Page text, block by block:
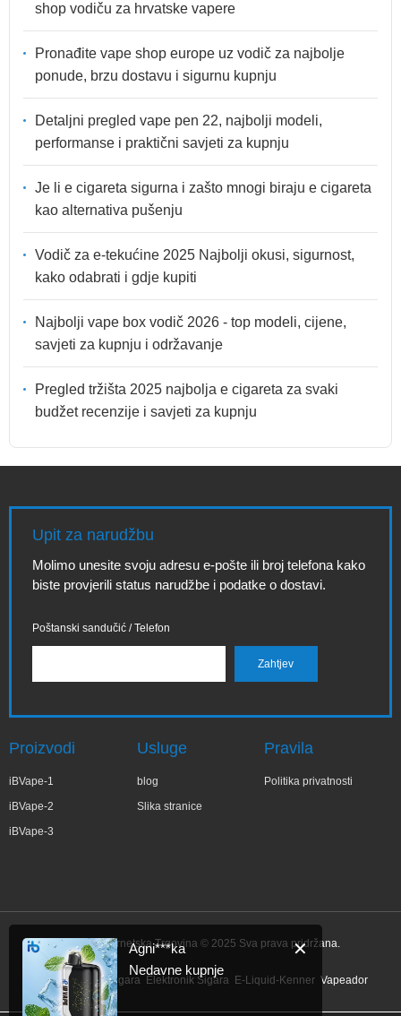
shop vodiču za hrvatske vapere
Pronađite vape shop europe uz vodič za najbolje
ponude, brzu dostavu i sigurnu kupnju
Detaljni pregled vape pen 22, najbolji modeli,
performanse i praktični savjeti za kupnju
Je li e cigareta sigurna i zašto mnogi biraju e cigareta
kao alternativa pušenju
Vodič za e-tekućine 2025 Najbolji okusi, sigurnost,
kako odabrati i gdje kupiti
Najbolji vape box vodič 2026 - top modeli, cijene,
savjeti za kupnju i održavanje
Pregled tržišta 2025 najbolja e cigareta za svaki
budžet recenzije i savjeti za kupnju
Upit za narudžbu
Molimo unesite svoju adresu e-pošte ili broj telefona kako
biste provjerili status narudžbe i podatke o dostavi.
Poštanski sandučić / Telefon
Proizvodi
iBVape-1
iBVape-2
iBVape-3
Usluge
blog
Slika stranice
Pravila
Politika privatnosti
IBVape Internetska Trgovina © 2025 Sva prava pridržana.
Link: Elektronik Sigara Elektronik Sigara E-Liquid-Kenner Vapeador
✕
Agni***ka
Nedavne kupnje